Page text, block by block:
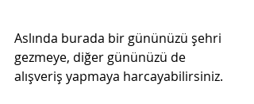
Aslında burada bir gününüzü şehri
gezmeye, diğer gününüzü de
alışveriş yapmaya harcayabilirsiniz.